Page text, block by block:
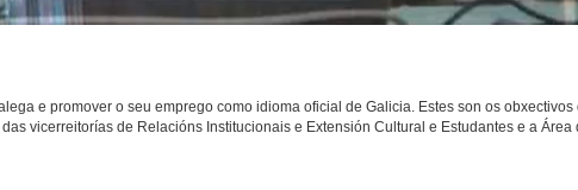
e promover o seu emprego como idioma oficial de Galicia. Estes son os
vicerreitorías de Relacións Institucionais e Extensión Cultural e Estudantes e a